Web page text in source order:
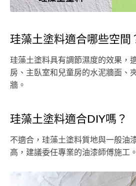
珪藻土塗料適合哪些空間
珪藻土塗料具有調節濕度的效果，
房、主臥室和兒童房的水泥牆面、
牆。
珪藻土塗料適合DIY嗎？
不適合，珪藻土塗料質地與一般油
高，建議委任專業的油漆師傅施工。